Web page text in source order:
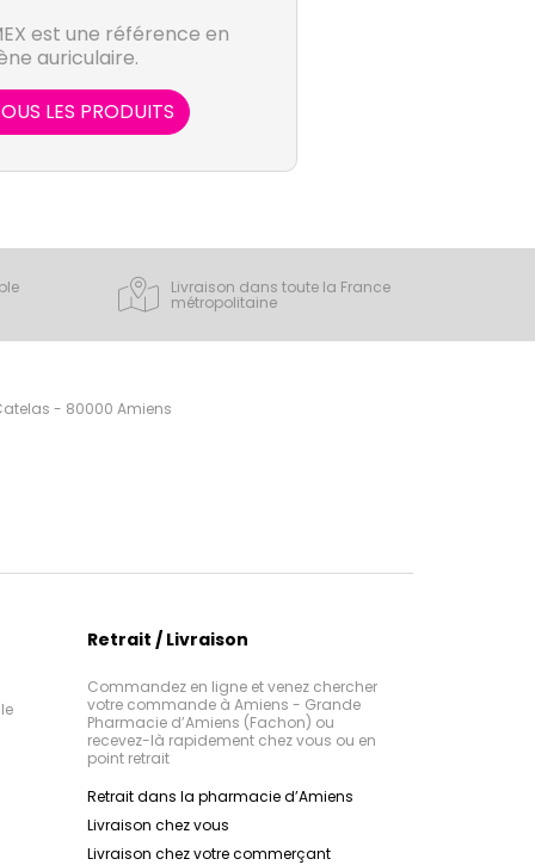
est une référence en
auriculaire.
LES PRODUITS
Livraison dans toute la France
métropolitaine
- 80000 Amiens
Retrait / Livraison
Commandez en ligne et venez chercher
votre commande à Amiens - Grande
Pharmacie d’Amiens (Fachon) ou
recevez-là rapidement chez vous ou en
point retrait
Retrait dans la pharmacie d’Amiens
Livraison chez vous
Livraison chez votre commerçant